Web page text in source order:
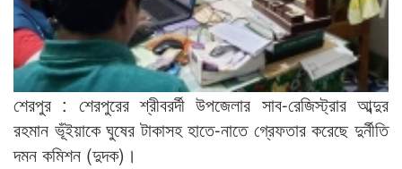
শেরপুর : শেরপুরের শ্রীবরর্দী উপজেলার সাব-রেজিস্ট্রার আব্দুর
রহমান ভূঁইয়াকে ঘুষের টাকাসহ হাতে-নাতে গ্রেফতার করেছে দুর্নীতি
দমন কমিশন (দুদক)।